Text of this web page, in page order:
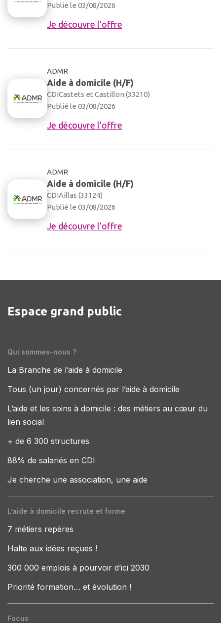
Publié le 03/08/2026
Je découvre l’offre
ADMR
Aide à domicile (H/F)
CDICastets et Castillon (33210)
Publié le 03/08/2026
Je découvre l’offre
ADMR
Aide à domicile (H/F)
CDIAillas (33124)
Publié le 03/08/2026
Je découvre l’offre
Espace grand public
Qui sommes-nous ?
La Branche de l’aide à domicile
Tous (un jour) concernés par l’aide à domicile
L’aide et les soins à domicile : des métiers au cœur du
lien social
+ de 6 300 structures
88% de salariés en CDI
Je cherche une association, une aide
L’aide à domicile recrute et forme
7 métiers repères
Halte aux idées reçues !
300 000 emplois à pourvoir d’ici 2030
Priorité formation… et évolution !
Focus